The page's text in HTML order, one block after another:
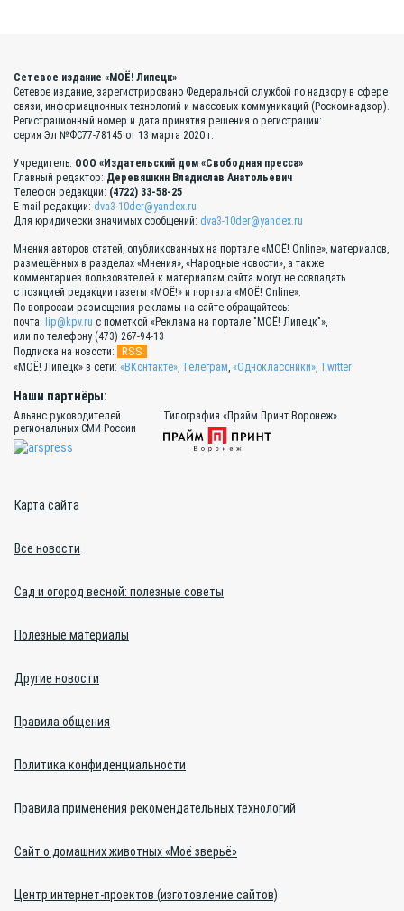
Сетевое издание «МОЁ! Липецк»
Сетевое издание, зарегистрировано Федеральной службой по надзору в сфере
связи, информационных технологий и массовых коммуникаций (Роскомнадзор).
Регистрационный номер и дата принятия решения о регистрации:
серия Эл №ФС77-78145 от 13 марта 2020 г.
Учредитель: ООО «Издательский дом «Свободная пресса»
Главный редактор: Деревяшкин Владислав Анатольевич
Телефон редакции: (4722) 33-58-25
E-mail редакции: dva3-10der@yandex.ru
Для юридически значимых сообщений: dva3-10der@yandex.ru
Мнения авторов статей, опубликованных на портале «МОЁ! Online», материалов,
размещённых в разделах «Мнения», «Народные новости», а также
комментариев пользователей к материалам сайта могут не совпадать
с позицией редакции газеты «МОЁ!» и портала «МОЁ! Online».
По вопросам размещения рекламы на сайте обращайтесь:
почта: lip@kpv.ru с пометкой «Реклама на портале "МОЁ! Липецк"»,
или по телефону (473) 267-94-13
Подписка на новости:
RSS
«МОЁ! Липецк» в сети: «ВКонтакте» Телеграм «Одноклассники» Twitter
Наши партнёры:
Альянс руководителей
региональных СМИ России
Типография «Прайм Принт Воронеж»
Карта сайта
Все новости
Сад и огород весной: полезные советы
Полезные материалы
Другие новости
Правила общения
Политика конфиденциальности
Правила применения рекомендательных технологий
Сайт о домашних животных «Моё зверьё»
Центр интернет-проектов (изготовление сайтов)